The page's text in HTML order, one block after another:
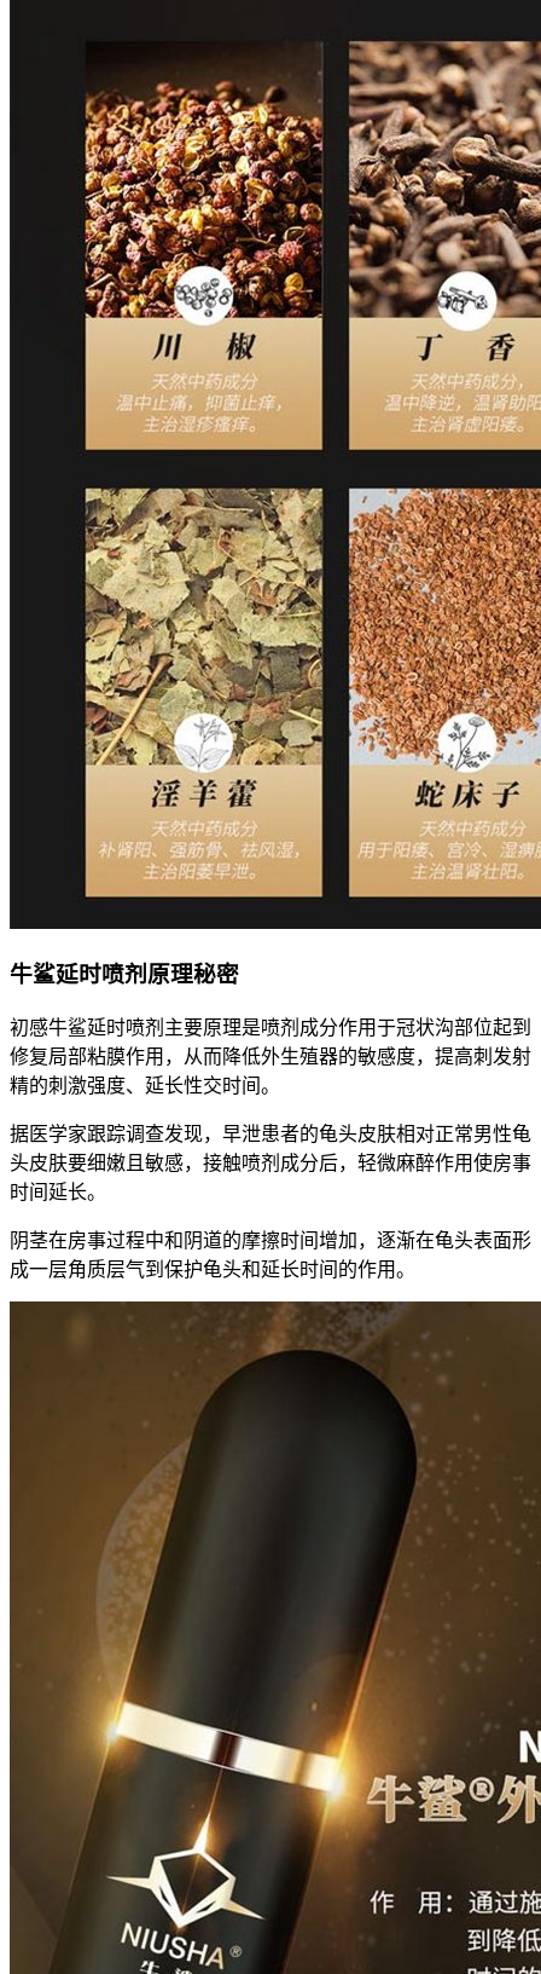
牛鲨延时喷剂原理秘密
初感牛鲨延时喷剂主要原理是喷剂成分作用于冠状沟部位起到
修复局部粘膜作用，从而降低外生殖器的敏感度，提高刺发射
精的刺激强度、延长性交时间。
据医学家跟踪调查发现，早泄患者的龟头皮肤相对正常男性龟
头皮肤要细嫩且敏感，接触喷剂成分后，轻微麻醉作用使房事
时间延长。
阴茎在房事过程中和阴道的摩擦时间增加，逐渐在龟头表面形
成一层角质层气到保护龟头和延长时间的作用。